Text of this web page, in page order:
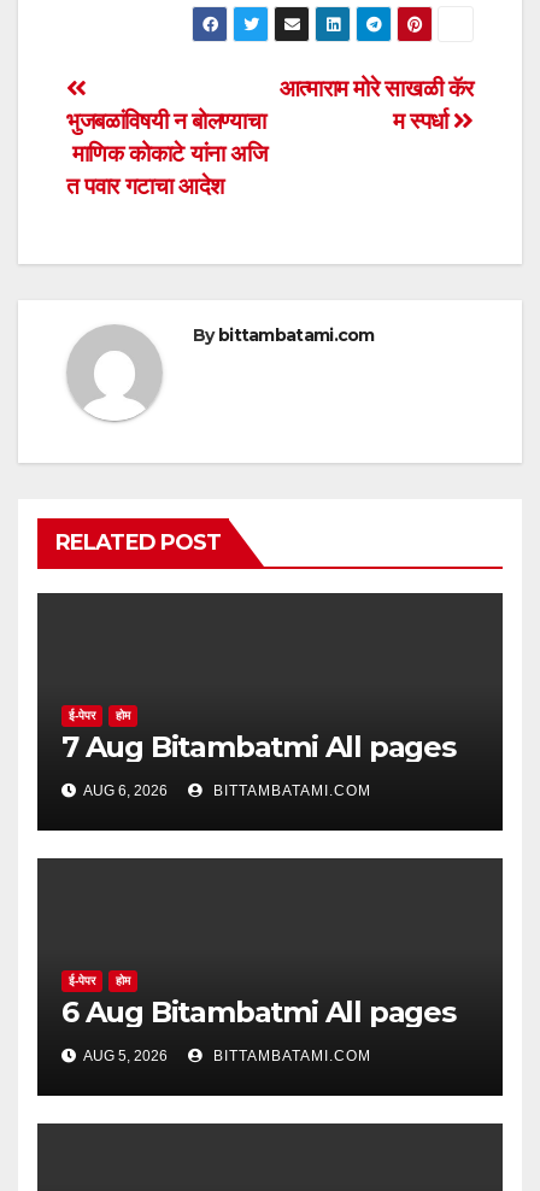
A
p
p
b
o
o
tt
ail ar
e
Post
navigation
आत्माराम मोरे साखळी कॅर
म स्पर्धा
भुजबळांविषयी न बोलण्याचा
माणिक कोकाटे यांना अजि
त पवार गटाचा आदेश
By bittambatami.com
RELATED POST
ई-पेपर होम
7 Aug Bitambatmi All pages
AUG 6, 2026 BITTAMBATAMI.COM
ई-पेपर होम
6 Aug Bitambatmi All pages
AUG 5, 2026 BITTAMBATAMI.COM